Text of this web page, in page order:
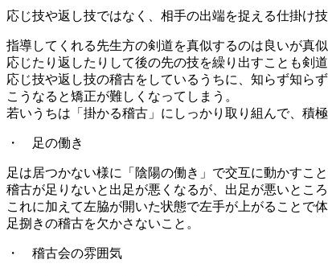
応じ技や返し技ではなく、相手の出端を捉える仕掛け
指導してくれる先生方の剣道を真似するのは良いが真
応じたり返したりして後の先の技を繰り出すことも剣
応じ技や返し技の稽古をしているうちに、知らず知ら
こうなると矯正が難しくなってしまう。
若いうちは「掛かる稽古」にしっかり取り組んで、積
・ 足の働き
足は居つかない様に「陰陽の働き」で交互に動かすこと
稽古が足りないと出足が悪くなるが、出足が悪いとこ
これに加えて左脇が開いた状態で左手が上がることで
足捌きの稽古を欠かさないこと。
・ 稽古会の雰囲気